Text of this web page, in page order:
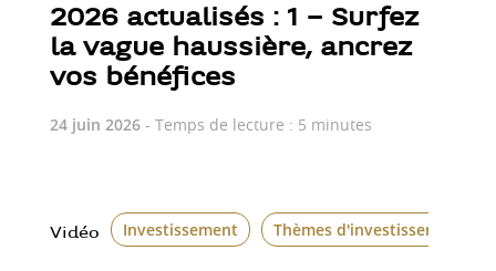
2026 actualisés : 1 – Surfez
la vague haussière, ancrez
vos bénéfices
24 juin 2026- Temps de lecture : 5 minutes
Vidéo Investissement Thèmes d'investissement